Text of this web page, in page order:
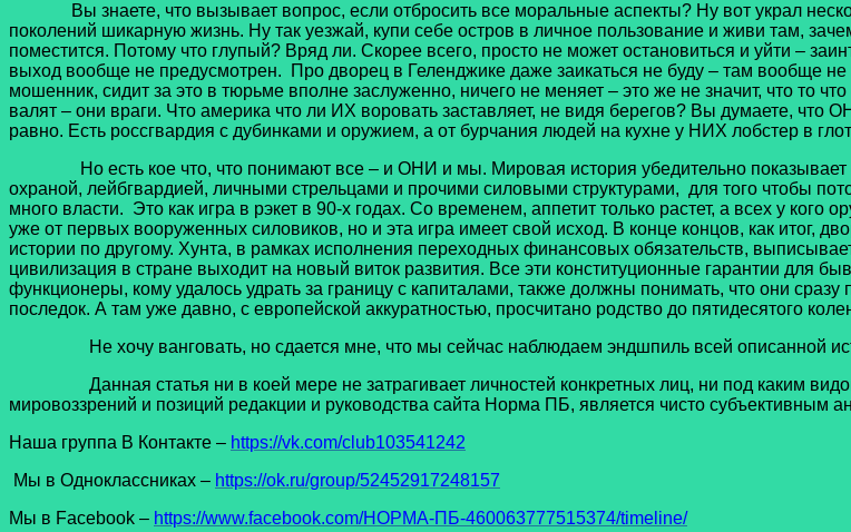
Вы знаете, что вызывает вопрос, если отбросить все моральные аспекты? Ну вот украл
поколений шикарную жизнь. Ну так уезжай, купи себе остров в личное пользование и живи там,
поместится. Потому что глупый? Вряд ли. Скорее всего, просто не может остановиться и уйти –
выход вообще не предусмотрен. Про дворец в Геленджике даже заикаться не буду – там вообще
мошенник, сидит за это в тюрьме вполне заслуженно, ничего не меняет – это же не значит, что то
валят – они враги. Что америка что ли ИХ воровать заставляет, не видя берегов? Вы думаете, что
равно. Есть россгвардия с дубинками и оружием, а от бурчания людей на кухне у НИХ лобстер в
Но есть кое что, что понимают все – и ОНИ и мы. Мировая история убедительно показывает
охраной, лейбгвардией, личными стрельцами и прочими силовыми структурами, для того чтобы
много власти. Это как игра в рэкет в 90-х годах. Со временем, аппетит только растет, а всех у
уже от первых вооруженных силовиков, но и эта игра имеет свой исход. В конце концов, как итог,
истории по другому. Хунта, в рамках исполнения переходных финансовых обязательств,
цивилизация в стране выходит на новый виток развития. Все эти конституционные гарантии для
функционеры, кому удалось удрать за границу с капиталами, также должны понимать, что они
последок. А там уже давно, с европейской аккуратностью, просчитано родство до пятидесятого
Не хочу ванговать, но сдается мне, что мы сейчас наблюдаем эндшпиль всей описанной
Данная статья ни в коей мере не затрагивает личностей конкретных лиц, ни под каким
мировоззрений и позиций редакции и руководства сайта Норма ПБ, является чисто субъективным
Наша группа В Контакте – https://vk.com/club103541242
Мы в Одноклассниках – https://ok.ru/group/52452917248157
Мы в Facеbook – https://www.facebook.com/НОРМА-ПБ-460063777515374/timeline/